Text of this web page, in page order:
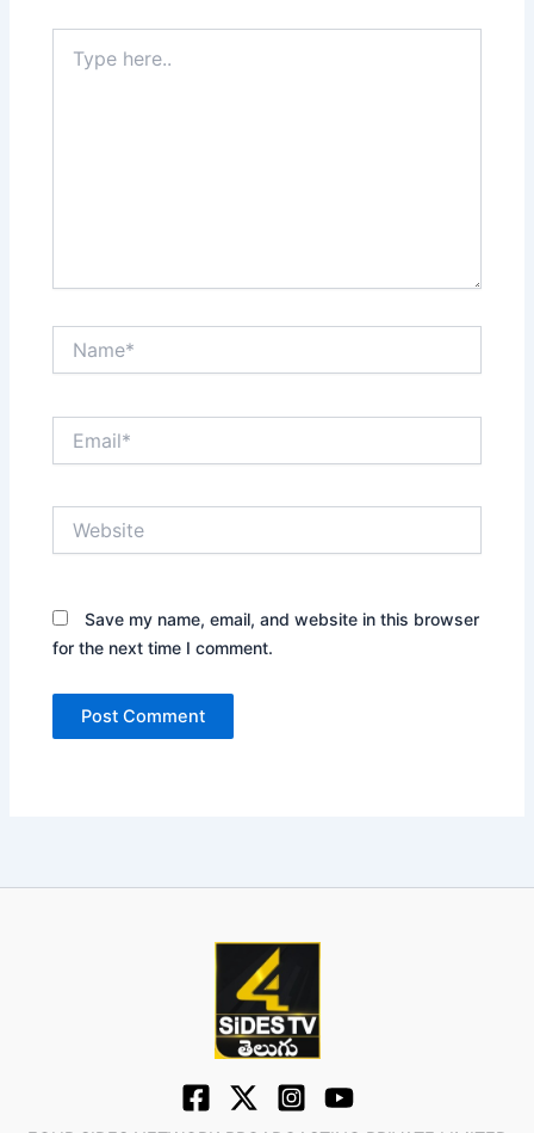
here..
Save my name, email, and website in this browser
for the next time I comment.